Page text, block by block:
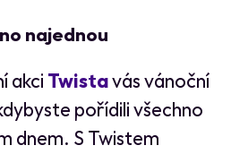
najednou
akci Twistavás vánoční
pořídili všechno
dnem. S Twistem